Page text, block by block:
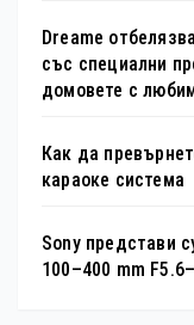
Dreame
със специални
домовете с
Как да
караоке система
Sony представи
100–400 mm